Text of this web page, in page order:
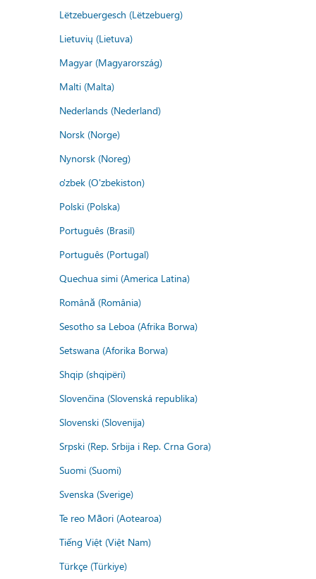
Lëtzebuergesch (Lëtzebuerg)
Lietuvių (Lietuva)
Magyar (Magyarország)
Malti (Malta)
Nederlands (Nederland)
Norsk (Norge)
Nynorsk (Noreg)
o'zbek (O'zbekiston)
Polski (Polska)
Português (Brasil)
Português (Portugal)
Quechua simi (America Latina)
Română (România)
Sesotho sa Leboa (Afrika Borwa)
Setswana (Aforika Borwa)
Shqip (shqipëri)
Slovenčina (Slovenská republika)
Slovenski (Slovenija)
Srpski (Rep. Srbija i Rep. Crna Gora)
Suomi (Suomi)
Svenska (Sverige)
Te reo Māori (Aotearoa)
Tiếng Việt (Việt Nam)
Türkçe (Türkiye)